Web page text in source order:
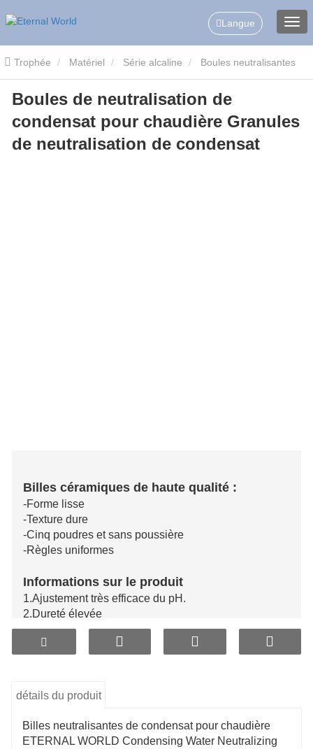
Langue
Trophée Matériel Série alcaline Boules neutralisantes
de condensats Boules de neutralisation de condensat pour
chaudière Granules de neutralisation de condensat
Boules de neutralisation de
condensat pour chaudière Granules
de neutralisation de condensat
Billes céramiques de haute qualité :
-Forme lisse
-Texture dure
-Cinq poudres et sans poussière
-Règles uniformes
Informations sur le produit
1.Ajustement très efficace du pH.
2.Dureté élevée
3.Sans poussière et sans poudre.
4.Longue durée de vie.
détails du produit
Billes neutralisantes de condensat pour chaudière
ETERNAL WORLD Condensing Water Neutralizing